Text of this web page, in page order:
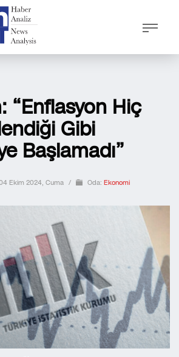
“Enflasyon Hiç
Gibi
Başlamadı”
Ekim 2024, Cuma / Oda: Ekonomi